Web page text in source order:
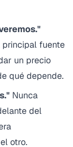
principal fuente
un precio
qué depende.
Nunca
del
otro.